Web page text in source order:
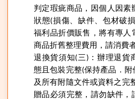
判定瑕疵商品，因個人因素
狀態(損傷、缺件、包材破損
福利品折價販售，將有專人
商品折舊整理費用，請消費
退換貨須知(三) ：辦理退貨
態且包裝完整(保持產品．附
及所有附隨文件或資料之完
贈品必須完整，請勿缺件，